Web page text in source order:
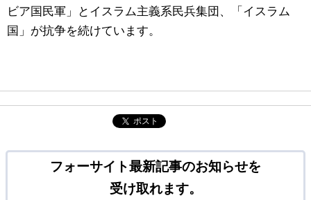
ビア国民軍」とイスラム主義系民兵集団、「イスラム
国」が抗争を続けています。
ポスト
フォーサイト最新記事のお知らせを
受け取れます。